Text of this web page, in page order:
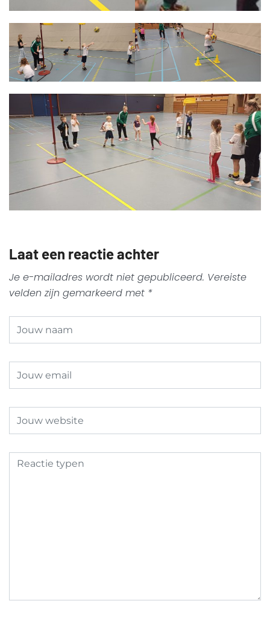
Laat een reactie achter
Je e-mailadres wordt niet gepubliceerd. Vereiste
velden zijn gemarkeerd met *